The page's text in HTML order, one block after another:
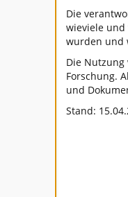
Die
wieviele und
wurden und
Die
Forschung.
und
Stand: